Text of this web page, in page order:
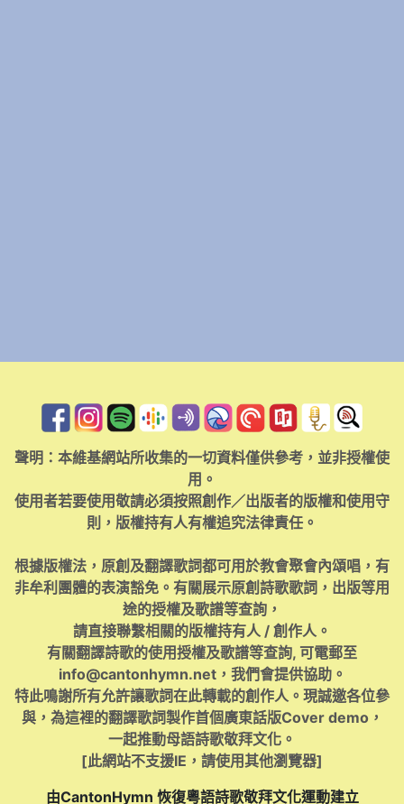
聲明：本維基網站所收集的一切資料僅供參考，並非授權使
用。
使用者若要使用敬請必須按照創作／出版者的版權和使用守
則，版權持有人有權追究法律責任。
根據版權法，原創及翻譯歌詞都可用於教會聚會內頌唱，有
非牟利團體的表演豁免。有關展示原創詩歌歌詞，出版等用
途的授權及歌譜等查詢，
請直接聯繫相關的版權持有人 / 創作人。
有關翻譯詩歌的使用授權及歌譜等查詢, 可電郵至
info@cantonhymn.net，我們會提供協助。
特此鳴謝所有允許讓歌詞在此轉載的創作人。現誠邀各位參
與，為這裡的翻譯歌詞製作首個廣東話版Cover demo，
一起推動母語詩歌敬拜文化。
[此網站不支援IE，請使用其他瀏覽器]
由CantonHymn 恢復粵語詩歌敬拜文化運動建立